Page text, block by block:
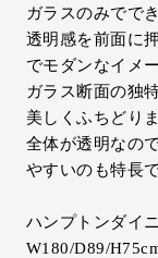
ガラスのみでで
透明感を前面に
でモダンなイメー
ガラス断面の独
美しくふちどりま
全体が透明なの
やすいのも特長で
ハンプトンダイ
W180/D89/